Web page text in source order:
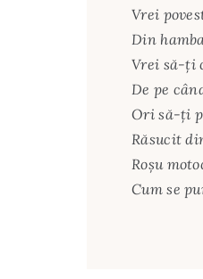
Vrei
Din
Vrei să-ţi
De pe
Ori să-ţi
Răsucit
Roşu
Cum se